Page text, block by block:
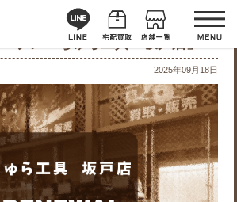
プン「ちゅら工具 坂戸店」
2025年09月18日